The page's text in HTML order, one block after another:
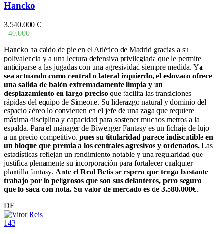
Hancko
3.540.000 €
+40.000
Hancko ha caído de pie en el Atlético de Madrid gracias a su
polivalencia y a una lectura defensiva privilegiada que le permite
anticiparse a las jugadas con una agresividad siempre medida. Ya
sea actuando como central o lateral izquierdo, el eslovaco ofrece
una salida de balón extremadamente limpia y un
desplazamiento en largo preciso que facilita las transiciones
rápidas del equipo de Simeone. Su liderazgo natural y dominio del
espacio aéreo lo convierten en el jefe de una zaga que requiere
máxima disciplina y capacidad para sostener muchos metros a la
espalda. Para el mánager de Biwenger Fantasy es un fichaje de lujo
a un precio competitivo, pues su titularidad parece indiscutible en
un bloque que premia a los centrales agresivos y ordenados. Las
estadísticas reflejan un rendimiento notable y una regularidad que
justifica plenamente su incorporación para fortalecer cualquier
plantilla fantasy. Ante el Real Betis se espera que tenga bastante
trabajo por lo peligrosos que son sus delanteros, pero seguro
que lo saca con nota. Su valor de mercado es de 3.580.000€.
DF
143